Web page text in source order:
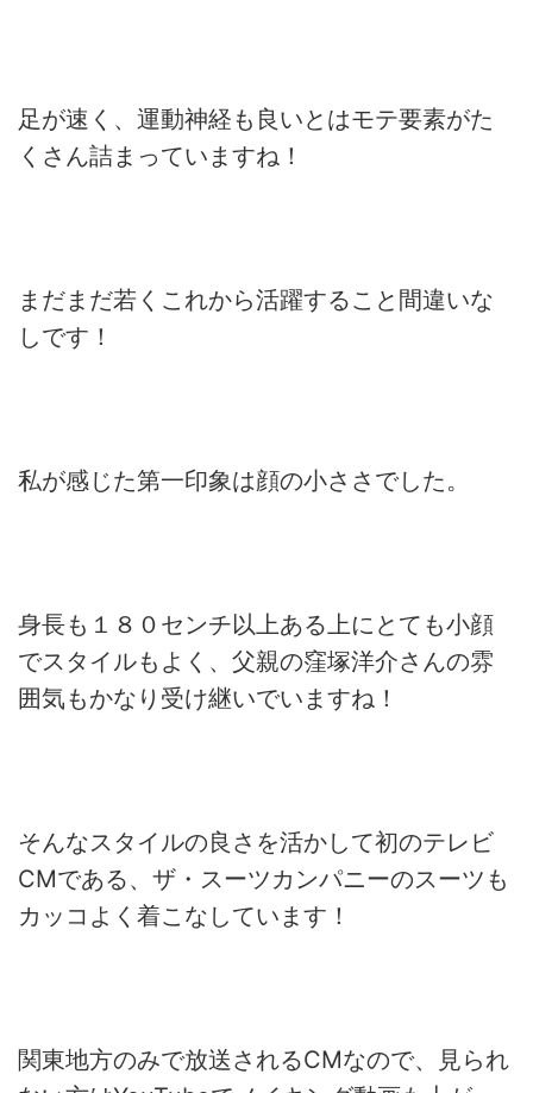
足が速く、運動神経も良いとはモテ要素がた
くさん詰まっていますね！
まだまだ若くこれから活躍すること間違いな
しです！
私が感じた第一印象は顔の小ささでした。
身長も１８０センチ以上ある上にとても小顔
でスタイルもよく、父親の窪塚洋介さんの雰
囲気もかなり受け継いでいますね！
そんなスタイルの良さを活かして初のテレビ
CMである、ザ・スーツカンパニーのスーツも
カッコよく着こなしています！
関東地方のみで放送されるCMなので、見られ